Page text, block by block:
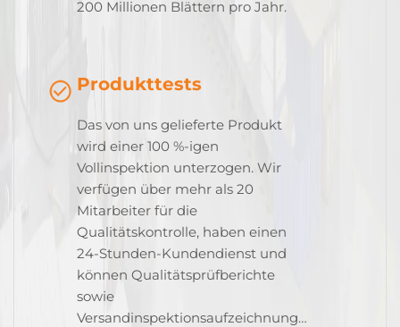
200 Millionen Blättern pro Jahr.
Produkttests
Das von uns gelieferte Produkt
wird einer 100 %-igen
Vollinspektion unterzogen. Wir
verfügen über mehr als 20
Mitarbeiter für die
Qualitätskontrolle, haben einen
24-Stunden-Kundendienst und
können Qualitätsprüfberichte
sowie
Versandinspektionsaufzeichnungen